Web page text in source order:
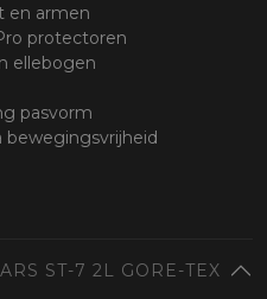
en armen
protectoren
ellebogen
pasvorm
bewegingsvrijheid
ST-7 2L GORE-TEX